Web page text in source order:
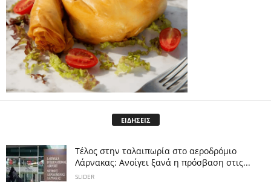
ΕΙΔΗΣΕΙΣ
Tέλος στην ταλαιπωρία στο αεροδρόμιο
Λάρνακας: Ανοίγει ξανά η πρόσβαση στις...
SLIDER